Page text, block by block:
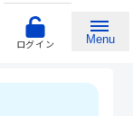
ログイン Menu